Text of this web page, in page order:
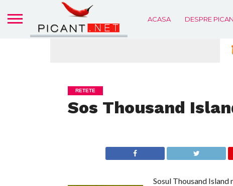
ACASA DESPRE
RETETE
Sos Thousand
Sosul Thousand Island